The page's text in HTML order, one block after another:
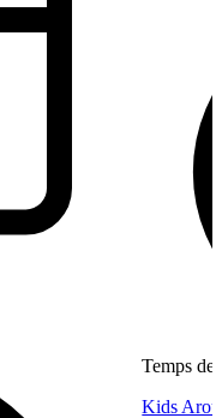
Temps de
Kids